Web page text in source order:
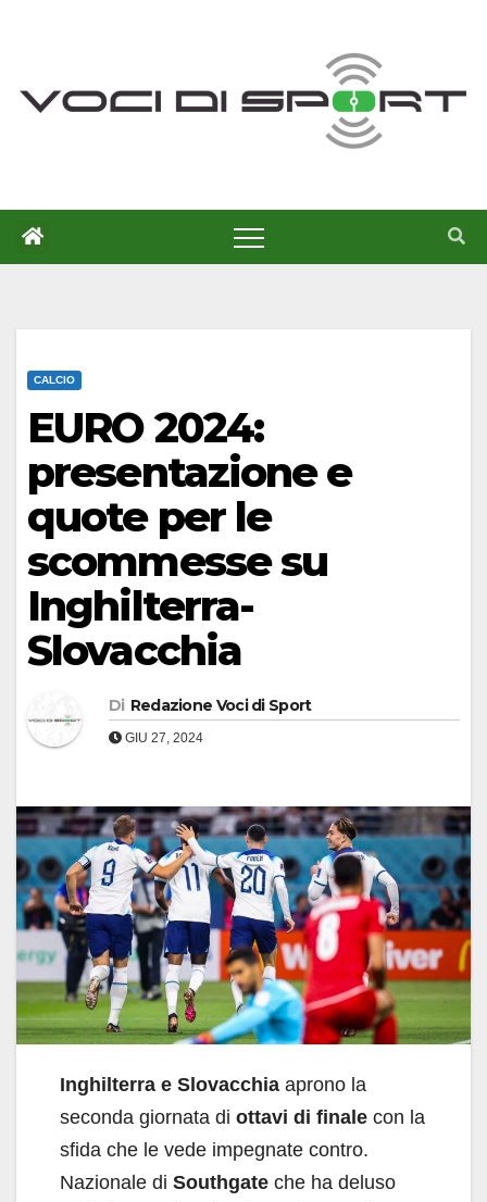
CALCIO
EURO 2024:
presentazione e
quote per le
scommesse su
Inghilterra-
Slovacchia
Di Redazione Voci di Sport
GIU 27, 2024
Inghilterra e Slovacchia aprono la
seconda giornata di ottavi di finale con la
sfida che le vede impegnate contro.
Nazionale di Southgate che ha deluso